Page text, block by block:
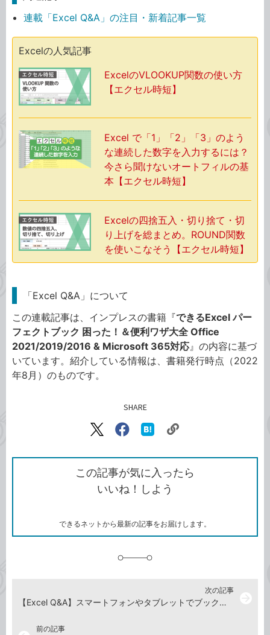
連載「Excel Q&A」の注目・新着記事一覧
Excelの人気記事
ExcelのVLOOKUP関数の使い方
【エクセル時短】
Excel で「1」「2」「3」のよう
な連続した数字を入力するには？
今さら聞けないオートフィルの基
本【エクセル時短】
Excelの四捨五入・切り捨て・切
り上げを総まとめ。ROUND関数
を使いこなそう【エクセル時短】
「Excel Q&A」について
この連載記事は、インプレスの書籍『できるExcel パー
フェクトブック 困った！＆便利ワザ大全 Office
2021/2019/2016 & Microsoft 365対応 』の内容に基づ
いています。紹介している情報は、書籍発行時点（2022
年8月）のものです。
SHARE
X（旧
で
シ
ェ
ア
Facebook
シ
ェ
ア
な
ッ
ク
ク
ク
を
コ
この記事が気に入ったら
いいね！しよう
できるネットから最新の記事をお届けします。
前の記事
次の記事
【Excel Q&A】スマートフォンやタブレットでブックを編集するには